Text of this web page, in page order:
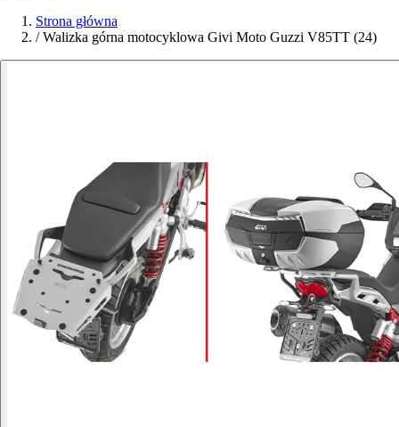
Strona główna
/ Walizka górna motocyklowa Givi Moto Guzzi V85TT (24)